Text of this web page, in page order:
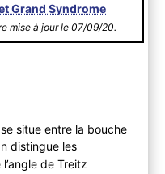
Grand Syndrome
mise à jour le 07/09/20.
situe entre la bouche
distingue les
de Treitz